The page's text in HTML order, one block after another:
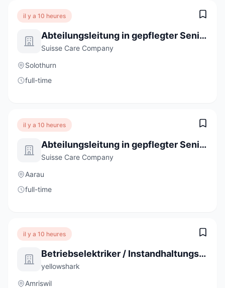
il y a 10 heures
Abteilungsleitung in gepflegter Seniorenresidenz (100%)
Suisse Care Company
Solothurn
full-time
il y a 10 heures
Abteilungsleitung in gepflegter Seniorenresidenz (100%)
Suisse Care Company
Aarau
full-time
il y a 10 heures
Betriebselektriker / Instandhaltungstechniker Industrie 80-100% (m/w)
yellowshark
Amriswil